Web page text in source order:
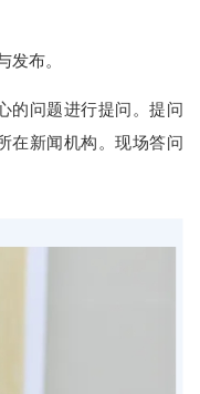
发布。
问题进行提问。提问
在新闻机构。现场答问